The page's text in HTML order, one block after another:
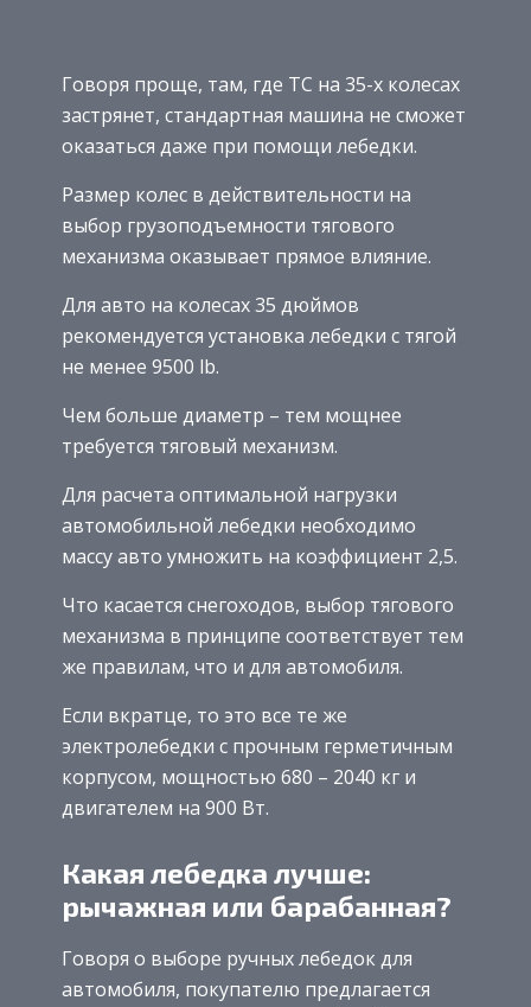
Говоря проще, там, где ТС на 35-х колесах
застрянет, стандартная машина не сможет
оказаться даже при помощи лебедки.
Размер колес в действительности на
выбор грузоподъемности тягового
механизма оказывает прямое влияние.
Для авто на колесах 35 дюймов
рекомендуется установка лебедки с тягой
не менее 9500 lb.
Чем больше диаметр – тем мощнее
требуется тяговый механизм.
Для расчета оптимальной нагрузки
автомобильной лебедки необходимо
массу авто умножить на коэффициент 2,5.
Что касается снегоходов, выбор тягового
механизма в принципе соответствует тем
же правилам, что и для автомобиля.
Если вкратце, то это все те же
электролебедки с прочным герметичным
корпусом, мощностью 680 – 2040 кг и
двигателем на 900 Вт.
Какая лебедка лучше:
рычажная или барабанная?
Говоря о выборе ручных лебедок для
автомобиля, покупателю предлагается